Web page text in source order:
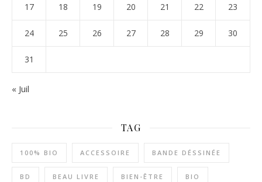
17 18 19 20 21 22 23
24 25 26 27 28 29 30
31
« Juil
TAG
100% BIO ACCESSOIRE BANDE DÉSSINÉE
BD BEAU LIVRE BIEN-ÊTRE BIO